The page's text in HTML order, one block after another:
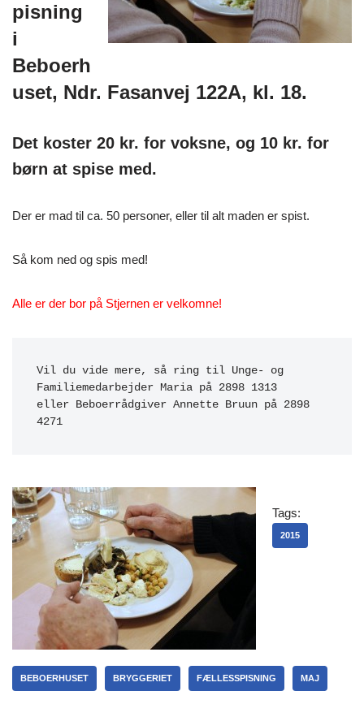
pisning
i
Beboerh
uset, Ndr. Fasanvej 122A, kl. 18.
Det koster 20 kr. for voksne, og 10 kr. for
børn at spise med.
Der er mad til ca. 50 personer, eller til alt maden er spist.
Så kom ned og spis med!
Alle er der bor på Stjernen er velkomne!
Vil du vide mere, så ring til Unge- og
Familiemedarbejder Maria på 2898 1313
eller Beboerrådgiver Annette Bruun på 2898
4271
Tags:
2015
BEBOERHUSET BRYGGERIET FÆLLESSPISNING MAJ